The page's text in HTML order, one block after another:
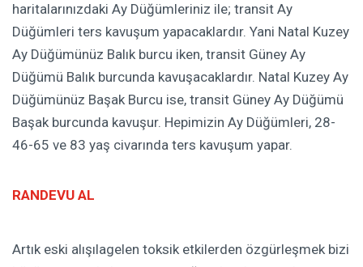
haritalarınızdaki Ay Düğümleriniz ile; transit Ay
Düğümleri ters kavuşum yapacaklardır. Yani Natal Kuzey
Ay Düğümünüz Balık burcu iken, transit Güney Ay
Düğümü Balık burcunda kavuşacaklardır. Natal Kuzey Ay
Düğümünüz Başak Burcu ise, transit Güney Ay Düğümü
Başak burcunda kavuşur. Hepimizin Ay Düğümleri, 28-
46-65 ve 83 yaş civarında ters kavuşum yapar.
RANDEVU AL
Artık eski alışılagelen toksik etkilerden özgürleşmek bizi